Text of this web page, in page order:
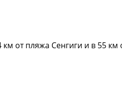
от пляжа Сенгиги и в 55